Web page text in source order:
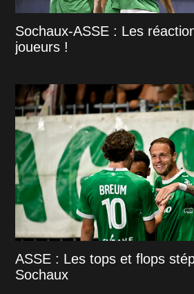
Sochaux-ASSE : Les
joueurs !
ASSE : Les tops et flops
Sochaux